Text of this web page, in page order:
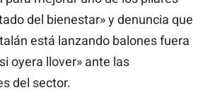
del bienestar» y denuncia que
está lanzando balones fuera
oyera llover» ante las
del sector.